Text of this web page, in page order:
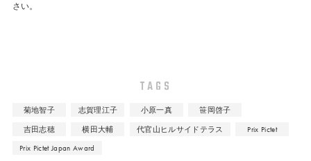
さい。
TAGS
菊地智子 志賀理江子 小原一真
笹岡啓子
吉田志穂
横田大輔 代官山ヒルサイドテラス
Prix Pictet
Prix Pictet Japan Award